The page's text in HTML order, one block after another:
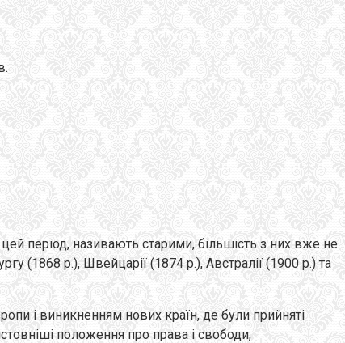
період, називають старими, більшість з них вже не
(1868 p.), Швейцарії (1874 p.), Австралії (1900 р.) та
і виникненням нових країн, де були прийняті
положення про права і свободи,